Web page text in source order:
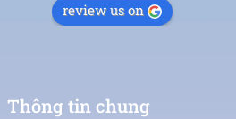
review us on
Thông tin chung